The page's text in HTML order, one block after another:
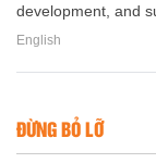
development, and
English
ĐỪNG BỎ LỠ